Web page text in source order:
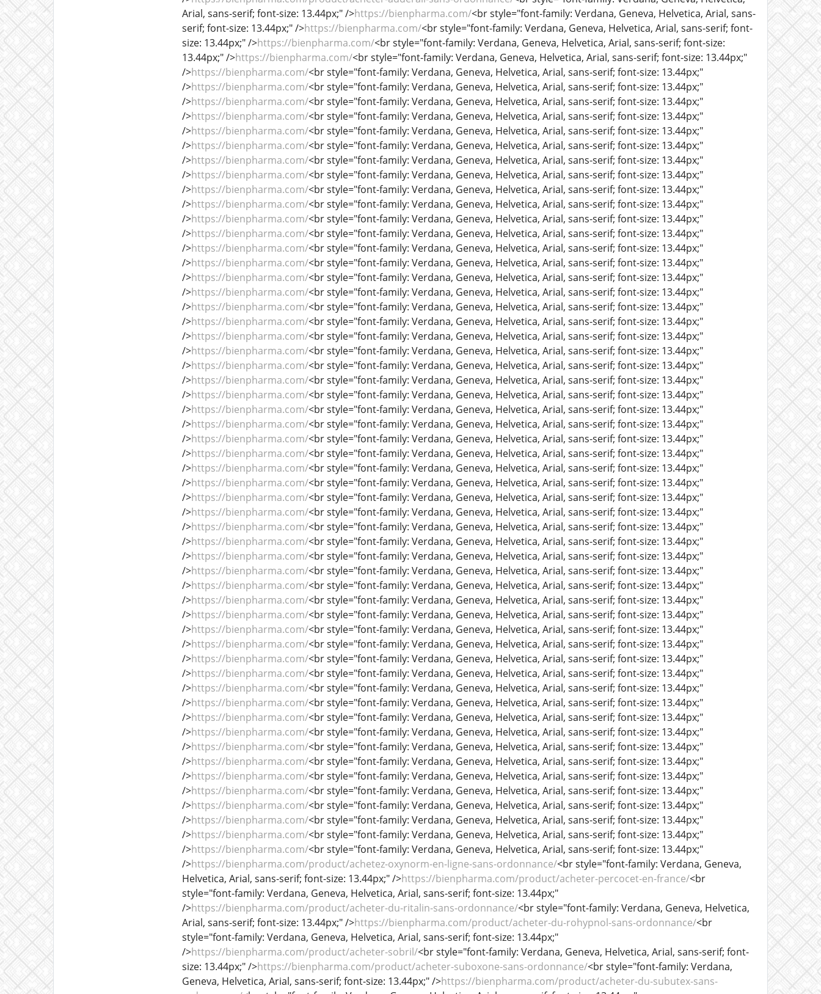
Arial, sans-serif; font-size: 13.44px;" />https://bienpharma.com/<br style="font-family: Verdana, Geneva, Helvetica, Arial, sans-
serif; font-size: 13.44px;" />https://bienpharma.com/<br style="font-family: Verdana, Geneva, Helvetica, Arial, sans-serif; font-
size: 13.44px;" />https://bienpharma.com/<br style="font-family: Verdana, Geneva, Helvetica, Arial, sans-serif; font-size:
13.44px;" />https://bienpharma.com/<br style="font-family: Verdana, Geneva, Helvetica, Arial, sans-serif; font-size: 13.44px;"
/>https://bienpharma.com/<br style="font-family: Verdana, Geneva, Helvetica, Arial, sans-serif; font-size: 13.44px;"
/>https://bienpharma.com/<br style="font-family: Verdana, Geneva, Helvetica, Arial, sans-serif; font-size: 13.44px;"
/>https://bienpharma.com/<br style="font-family: Verdana, Geneva, Helvetica, Arial, sans-serif; font-size: 13.44px;"
/>https://bienpharma.com/<br style="font-family: Verdana, Geneva, Helvetica, Arial, sans-serif; font-size: 13.44px;"
/>https://bienpharma.com/<br style="font-family: Verdana, Geneva, Helvetica, Arial, sans-serif; font-size: 13.44px;"
/>https://bienpharma.com/<br style="font-family: Verdana, Geneva, Helvetica, Arial, sans-serif; font-size: 13.44px;"
/>https://bienpharma.com/<br style="font-family: Verdana, Geneva, Helvetica, Arial, sans-serif; font-size: 13.44px;"
/>https://bienpharma.com/<br style="font-family: Verdana, Geneva, Helvetica, Arial, sans-serif; font-size: 13.44px;"
/>https://bienpharma.com/<br style="font-family: Verdana, Geneva, Helvetica, Arial, sans-serif; font-size: 13.44px;"
/>https://bienpharma.com/<br style="font-family: Verdana, Geneva, Helvetica, Arial, sans-serif; font-size: 13.44px;"
/>https://bienpharma.com/<br style="font-family: Verdana, Geneva, Helvetica, Arial, sans-serif; font-size: 13.44px;"
/>https://bienpharma.com/<br style="font-family: Verdana, Geneva, Helvetica, Arial, sans-serif; font-size: 13.44px;"
/>https://bienpharma.com/<br style="font-family: Verdana, Geneva, Helvetica, Arial, sans-serif; font-size: 13.44px;"
/>https://bienpharma.com/<br style="font-family: Verdana, Geneva, Helvetica, Arial, sans-serif; font-size: 13.44px;"
/>https://bienpharma.com/<br style="font-family: Verdana, Geneva, Helvetica, Arial, sans-serif; font-size: 13.44px;"
/>https://bienpharma.com/<br style="font-family: Verdana, Geneva, Helvetica, Arial, sans-serif; font-size: 13.44px;"
/>https://bienpharma.com/<br style="font-family: Verdana, Geneva, Helvetica, Arial, sans-serif; font-size: 13.44px;"
/>https://bienpharma.com/<br style="font-family: Verdana, Geneva, Helvetica, Arial, sans-serif; font-size: 13.44px;"
/>https://bienpharma.com/<br style="font-family: Verdana, Geneva, Helvetica, Arial, sans-serif; font-size: 13.44px;"
/>https://bienpharma.com/<br style="font-family: Verdana, Geneva, Helvetica, Arial, sans-serif; font-size: 13.44px;"
/>https://bienpharma.com/<br style="font-family: Verdana, Geneva, Helvetica, Arial, sans-serif; font-size: 13.44px;"
/>https://bienpharma.com/<br style="font-family: Verdana, Geneva, Helvetica, Arial, sans-serif; font-size: 13.44px;"
/>https://bienpharma.com/<br style="font-family: Verdana, Geneva, Helvetica, Arial, sans-serif; font-size: 13.44px;"
/>https://bienpharma.com/<br style="font-family: Verdana, Geneva, Helvetica, Arial, sans-serif; font-size: 13.44px;"
/>https://bienpharma.com/<br style="font-family: Verdana, Geneva, Helvetica, Arial, sans-serif; font-size: 13.44px;"
/>https://bienpharma.com/<br style="font-family: Verdana, Geneva, Helvetica, Arial, sans-serif; font-size: 13.44px;"
/>https://bienpharma.com/<br style="font-family: Verdana, Geneva, Helvetica, Arial, sans-serif; font-size: 13.44px;"
/>https://bienpharma.com/<br style="font-family: Verdana, Geneva, Helvetica, Arial, sans-serif; font-size: 13.44px;"
/>https://bienpharma.com/<br style="font-family: Verdana, Geneva, Helvetica, Arial, sans-serif; font-size: 13.44px;"
/>https://bienpharma.com/<br style="font-family: Verdana, Geneva, Helvetica, Arial, sans-serif; font-size: 13.44px;"
/>https://bienpharma.com/<br style="font-family: Verdana, Geneva, Helvetica, Arial, sans-serif; font-size: 13.44px;"
/>https://bienpharma.com/<br style="font-family: Verdana, Geneva, Helvetica, Arial, sans-serif; font-size: 13.44px;"
/>https://bienpharma.com/<br style="font-family: Verdana, Geneva, Helvetica, Arial, sans-serif; font-size: 13.44px;"
/>https://bienpharma.com/<br style="font-family: Verdana, Geneva, Helvetica, Arial, sans-serif; font-size: 13.44px;"
/>https://bienpharma.com/<br style="font-family: Verdana, Geneva, Helvetica, Arial, sans-serif; font-size: 13.44px;"
/>https://bienpharma.com/<br style="font-family: Verdana, Geneva, Helvetica, Arial, sans-serif; font-size: 13.44px;"
/>https://bienpharma.com/<br style="font-family: Verdana, Geneva, Helvetica, Arial, sans-serif; font-size: 13.44px;"
/>https://bienpharma.com/<br style="font-family: Verdana, Geneva, Helvetica, Arial, sans-serif; font-size: 13.44px;"
/>https://bienpharma.com/<br style="font-family: Verdana, Geneva, Helvetica, Arial, sans-serif; font-size: 13.44px;"
/>https://bienpharma.com/<br style="font-family: Verdana, Geneva, Helvetica, Arial, sans-serif; font-size: 13.44px;"
/>https://bienpharma.com/<br style="font-family: Verdana, Geneva, Helvetica, Arial, sans-serif; font-size: 13.44px;"
/>https://bienpharma.com/<br style="font-family: Verdana, Geneva, Helvetica, Arial, sans-serif; font-size: 13.44px;"
/>https://bienpharma.com/<br style="font-family: Verdana, Geneva, Helvetica, Arial, sans-serif; font-size: 13.44px;"
/>https://bienpharma.com/<br style="font-family: Verdana, Geneva, Helvetica, Arial, sans-serif; font-size: 13.44px;"
/>https://bienpharma.com/<br style="font-family: Verdana, Geneva, Helvetica, Arial, sans-serif; font-size: 13.44px;"
/>https://bienpharma.com/<br style="font-family: Verdana, Geneva, Helvetica, Arial, sans-serif; font-size: 13.44px;"
/>https://bienpharma.com/<br style="font-family: Verdana, Geneva, Helvetica, Arial, sans-serif; font-size: 13.44px;"
/>https://bienpharma.com/<br style="font-family: Verdana, Geneva, Helvetica, Arial, sans-serif; font-size: 13.44px;"
/>https://bienpharma.com/<br style="font-family: Verdana, Geneva, Helvetica, Arial, sans-serif; font-size: 13.44px;"
/>https://bienpharma.com/<br style="font-family: Verdana, Geneva, Helvetica, Arial, sans-serif; font-size: 13.44px;"
/>https://bienpharma.com/<br style="font-family: Verdana, Geneva, Helvetica, Arial, sans-serif; font-size: 13.44px;"
/>https://bienpharma.com/<br style="font-family: Verdana, Geneva, Helvetica, Arial, sans-serif; font-size: 13.44px;"
/>https://bienpharma.com/<br style="font-family: Verdana, Geneva, Helvetica, Arial, sans-serif; font-size: 13.44px;"
/>https://bienpharma.com/<br style="font-family: Verdana, Geneva, Helvetica, Arial, sans-serif; font-size: 13.44px;"
/>https://bienpharma.com/product/achetez-oxynorm-en-ligne-sans-ordonnance/<br style="font-family: Verdana, Geneva,
Helvetica, Arial, sans-serif; font-size: 13.44px;" />https://bienpharma.com/product/acheter-percocet-en-france/<br
style="font-family: Verdana, Geneva, Helvetica, Arial, sans-serif; font-size: 13.44px;"
/>https://bienpharma.com/product/acheter-du-ritalin-sans-ordonnance/<br style="font-family: Verdana, Geneva, Helvetica,
Arial, sans-serif; font-size: 13.44px;" />https://bienpharma.com/product/acheter-du-rohypnol-sans-ordonnance/<br
style="font-family: Verdana, Geneva, Helvetica, Arial, sans-serif; font-size: 13.44px;"
/>https://bienpharma.com/product/acheter-sobril/<br style="font-family: Verdana, Geneva, Helvetica, Arial, sans-serif; font-
size: 13.44px;" />https://bienpharma.com/product/acheter-suboxone-sans-ordonnance/<br style="font-family: Verdana,
Geneva, Helvetica, Arial, sans-serif; font-size: 13.44px;" />https://bienpharma.com/product/acheter-du-subutex-sans-